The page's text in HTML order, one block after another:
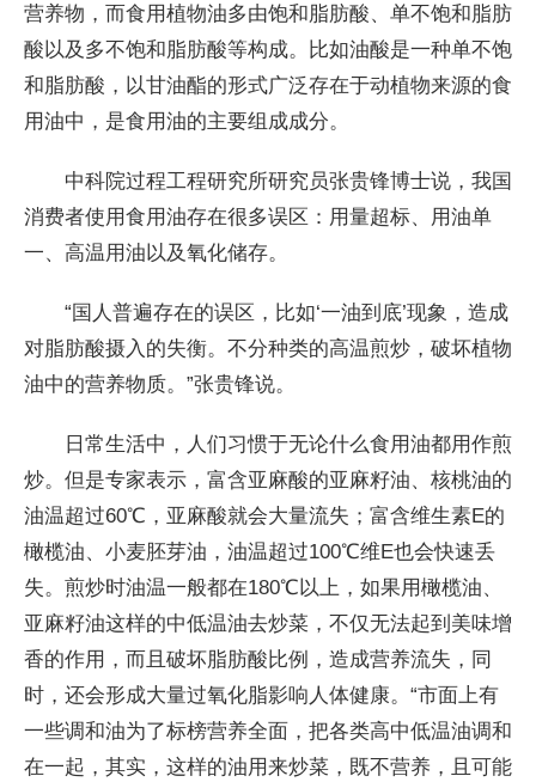
营养物，而食用植物油多由饱和脂肪酸、单不饱和脂肪
酸以及多不饱和脂肪酸等构成。比如油酸是一种单不饱
和脂肪酸，以甘油酯的形式广泛存在于动植物来源的食
用油中，是食用油的主要组成成分。
中科院过程工程研究所研究员张贵锋博士说，我国
消费者使用食用油存在很多误区：用量超标、用油单
一、高温用油以及氧化储存。
“国人普遍存在的误区，比如‘一油到底’现象，造成
对脂肪酸摄入的失衡。不分种类的高温煎炒，破坏植物
油中的营养物质。”张贵锋说。
日常生活中，人们习惯于无论什么食用油都用作煎
炒。但是专家表示，富含亚麻酸的亚麻籽油、核桃油的
油温超过60℃，亚麻酸就会大量流失；富含维生素E的
橄榄油、小麦胚芽油，油温超过100℃维E也会快速丢
失。煎炒时油温一般都在180℃以上，如果用橄榄油、
亚麻籽油这样的中低温油去炒菜，不仅无法起到美味增
香的作用，而且破坏脂肪酸比例，造成营养流失，同
时，还会形成大量过氧化脂影响人体健康。“市面上有
一些调和油为了标榜营养全面，把各类高中低温油调和
在一起，其实，这样的油用来炒菜，既不营养，且可能